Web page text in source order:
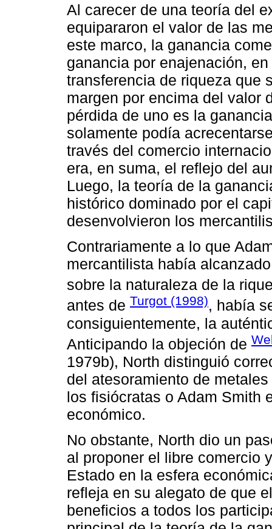
Al carecer de una teoría del
equipararon el valor de las
este marco, la ganancia
ganancia por enajenación,
transferencia de riqueza que
margen por encima del valor
pérdida de uno es la
solamente podía
través del comercio
era, en suma, el reflejo del
Luego, la teoría de la
histórico dominado por el
desenvolvieron los
Contrariamente a lo que
mercantilista había
sobre la naturaleza de la
antes de Turgot (1998), había
consiguientemente, la
Anticipando la objeción de
1979b), North distinguió
del atesoramiento de
los fisiócratas o Adam Smith
económico.
No obstante, North dio un
al proponer el libre comercio
Estado en la esfera
refleja en su alegato de que
beneficios a todos los